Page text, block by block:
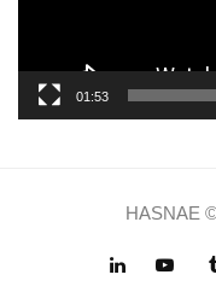
01:53
HASNAE